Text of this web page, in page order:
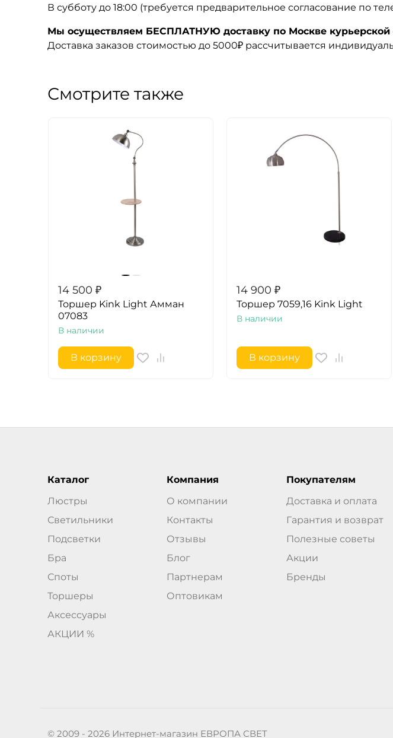
В субботу до 18:00 (требуется предварительное согласование по
Мы осуществляем БЕСПЛАТНУЮ доставку по Москве
Доставка заказов стоимостью до 5000₽ рассчитывается
Смотрите также
14 500 ₽
Торшер Kink Light Амман
07083
В наличии
В корзину
14 900 ₽
Торшер 7059,16 Kink Light
В наличии
В корзину
Каталог
Люстры
Светильники
Подсветки
Бра
Споты
Торшеры
Аксессуары
АКЦИИ %
Компания
О компании
Контакты
Отзывы
Блог
Партнерам
Оптовикам
Покупателям
Доставка и оплата
Гарантия и возврат
Полезные советы
Акции
Бренды
© 2009 - 2026 Интернет-магазин ЕВРОПА СВЕТ